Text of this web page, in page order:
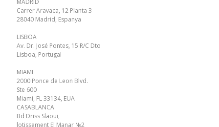
MADRID
Carrer Aravaca, 12 Planta 3
28040 Madrid, Espanya
LISBOA
Av. Dr. José Pontes, 15 R/C Dto
Lisboa, Portugal
MIAMI
2000 Ponce de Leon Blvd.
Ste 600
Miami, FL 33134, EUA
CASABLANCA
Bd Driss Slaoui,
lotissement El Manar №2